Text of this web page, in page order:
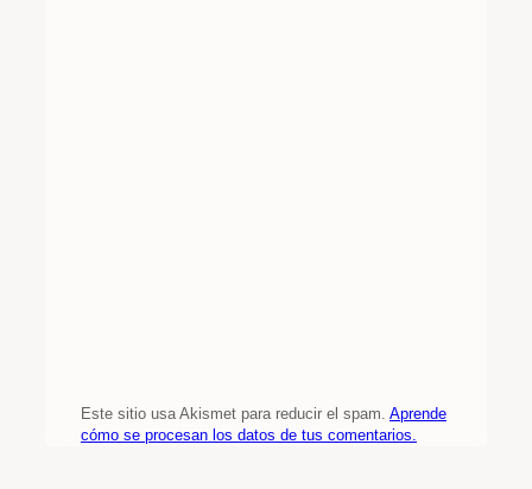
Este sitio usa Akismet para reducir el spam. Aprende
cómo se procesan los datos de tus comentarios.